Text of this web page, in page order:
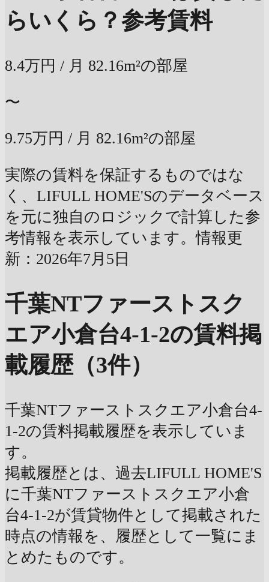
らいくら？参考賃料
8.4万円 / 月 82.16m²の部屋
〜
9.75万円 / 月 82.16m²の部屋
実際の賃料を保証するものではな
く、LIFULL HOME'Sのデータベース
を元に独自のロジックで計算した参
考情報を表示しています。情報更
新：2026年7月5日
千葉NTファーストスク
エア小倉台4-1-2の賃料掲
載履歴（3件）
千葉NTファーストスクエア小倉台4-
1-2の賃料掲載履歴を表示していま
す。
掲載履歴とは、過去LIFULL HOME'S
に千葉NTファーストスクエア小倉
台4-1-2が賃貸物件として掲載された
時点の情報を、履歴として一覧にま
とめたものです。